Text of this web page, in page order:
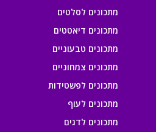
מתכונים לסלטים
מתכונים דיאטטים
מתכונים טבעוניים
מתכונים צמחוניים
מתכונים לפשטידות
מתכונים לעוף
מתכונים לדגים